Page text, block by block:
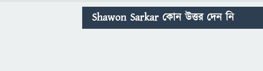
Shawon Sarkar কোন উত্তর দেন নি